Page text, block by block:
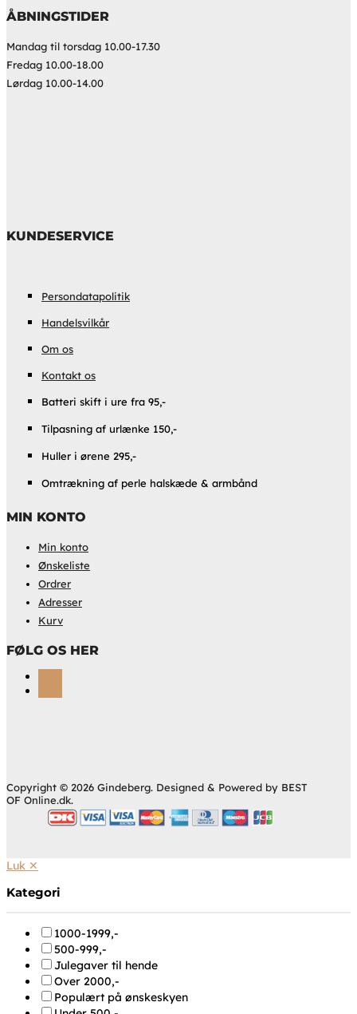
ÅBNINGSTIDER
Mandag til torsdag 10.00-17.30
Fredag 10.00-18.00
Lørdag 10.00-14.00
KUNDESERVICE
Persondatapolitik
Handelsvilkår
Om os
Kontakt os
Batteri skift i ure fra 95,-
Tilpasning af urlænke 150,-
Huller i ørene 295,-
Omtrækning af perle halskæde & armbånd
MIN KONTO
Min konto
Ønskeliste
Ordrer
Adresser
Kurv
FØLG OS HER
Copyright © 2026 Gindeberg. Designed & Powered by BEST
OF Online.dk.
Luk ✕
Kategori
1000-1999,-
500-999,-
Julegaver til hende
Over 2000,-
Populært på ønskeskyen